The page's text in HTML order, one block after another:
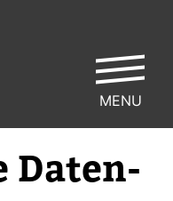
Daten­
MENU